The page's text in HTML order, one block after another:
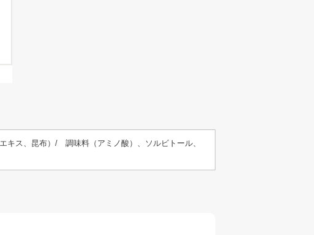
キス、昆布）/ 調味料（アミノ酸）、ソルビトール、